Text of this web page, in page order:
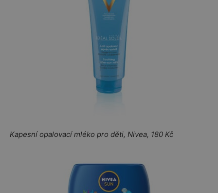
Kapesní opalovací mléko pro děti, Nivea, 180 Kč